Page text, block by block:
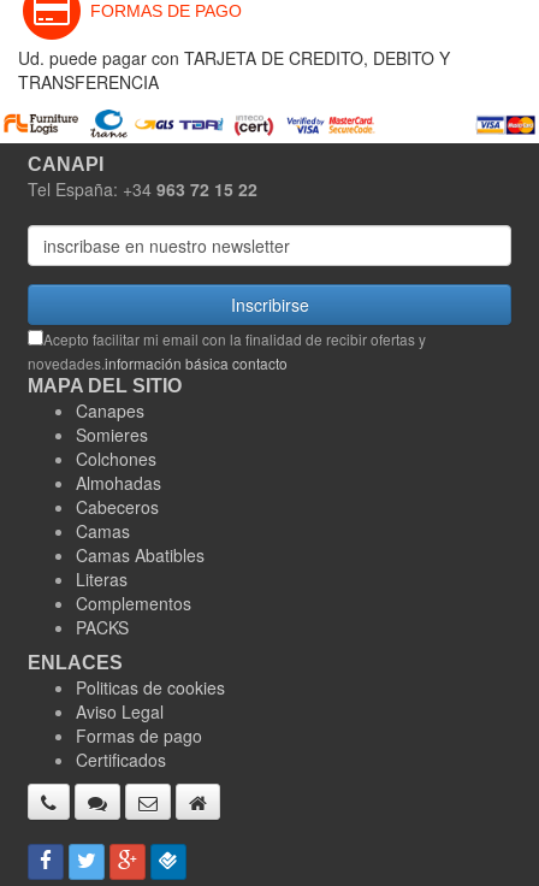
FORMAS DE PAGO
Ud. puede pagar con TARJETA DE CREDITO, DEBITO Y
TRANSFERENCIA
CANAPI
Tel España: +34 963 72 15 22
Inscribirse
Acepto facilitar mi email con la finalidad de recibir ofertas y
novedades.información básica contacto
MAPA DEL SITIO
Canapes
Somieres
Colchones
Almohadas
Cabeceros
Camas
Camas Abatibles
Literas
Complementos
PACKS
ENLACES
Politicas de cookies
Aviso Legal
Formas de pago
Certificados